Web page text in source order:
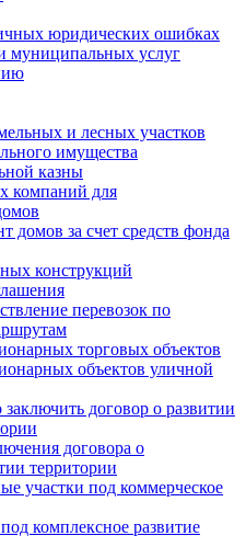
юридических ошибках
муниципальных услуг
и лесных участков
имущества
казны
компаний для
домов за счет средств фонда
конструкций
перевозок по
торговых объектов
объектов уличной
договор о развитии
договора о
территории
участки под коммерческое
комплексное развитие